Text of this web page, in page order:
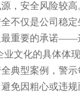
，安全风险较
不仅是公司稳
最重要的承诺——
文化的具体体现
典型案例，警
免因粗心或违